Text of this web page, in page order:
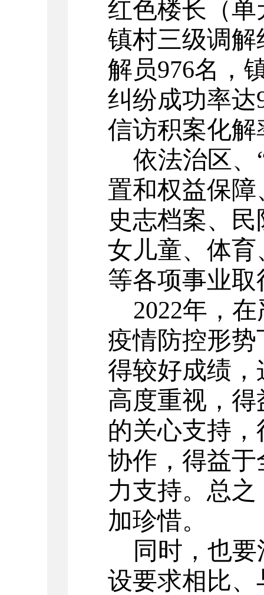
红色楼长（单
镇村三级调解
解员976名 ，
纠纷成功率达
信访积案化解
依法治区、
置和权益保
史志档案、
女儿童、体
等各项事业取
2022年，
疫情防控形
得较好成绩
高度重视，
的关心支持
协作，得益
力支持。总
加珍惜。
同时，也
设要求相比